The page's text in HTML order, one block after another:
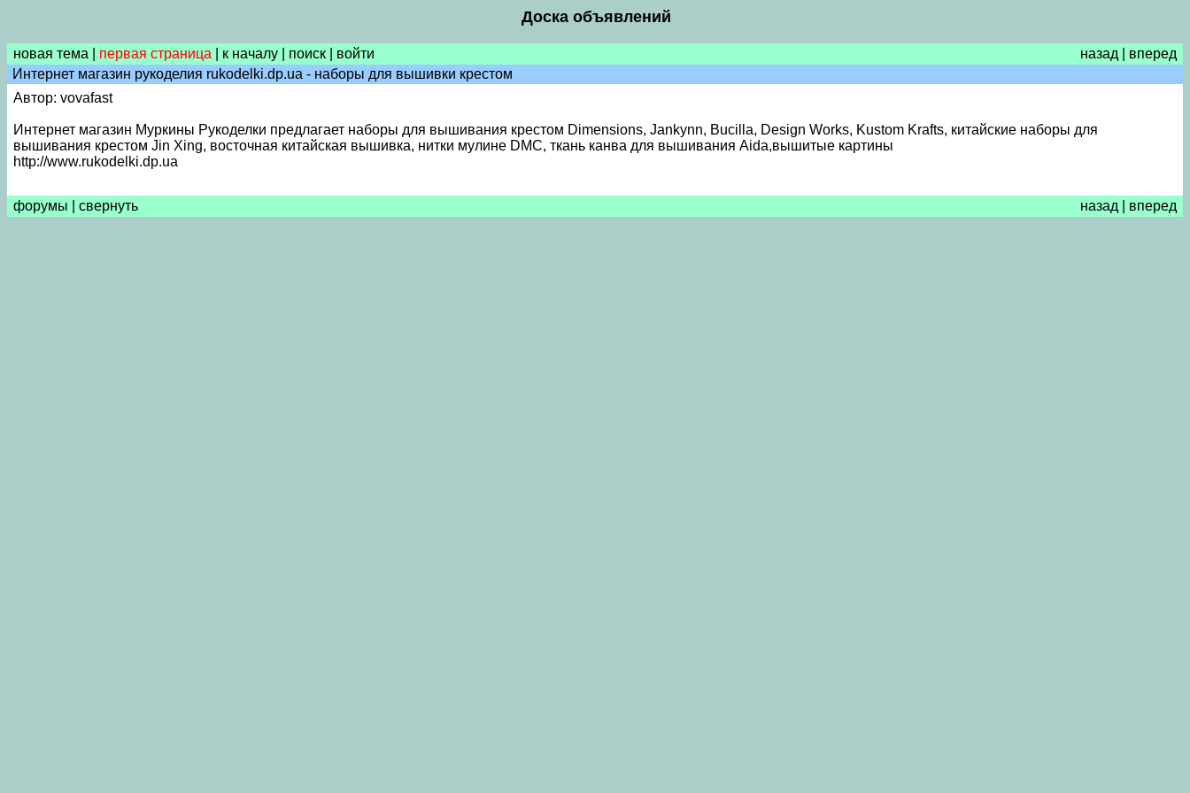
Доска объявлений
новая тема первая страница к началу поиск войти назад
вперед
Интернет магазин рукоделия rukodelki.dp.ua - наборы для вышивки крестом
Автор: vovafast
Интернет магазин Муркины Рукоделки предлагает наборы для вышивания крестом Dimensions, Jankynn, Bucilla, Design Works, Kustom Krafts, китайские наборы для
вышивания крестом Jin Xing, восточная китайская вышивка, нитки мулине DMC, ткань канва для вышивания Aida,вышитые картины
http://www.rukodelki.dp.ua
форумы свернуть назад вперед